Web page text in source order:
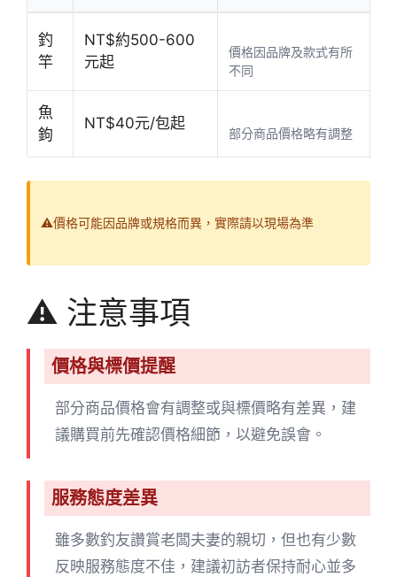
釣
竿
NT$約500-600
元起
價格因品牌及款式有所
不同
魚
鉤
NT$40元/包起
部分商品價格略有調整
⚠️價格可能因品牌或規格而異，實際請以現場為準
⚠️ 注意事項
價格與標價提醒
部分商品價格會有調整或與標價略有差異，建
議購買前先確認價格細節，以避免誤會。
服務態度差異
雖多數釣友讚賞老闆夫妻的親切，但也有少數
反映服務態度不佳，建議初訪者保持耐心並多